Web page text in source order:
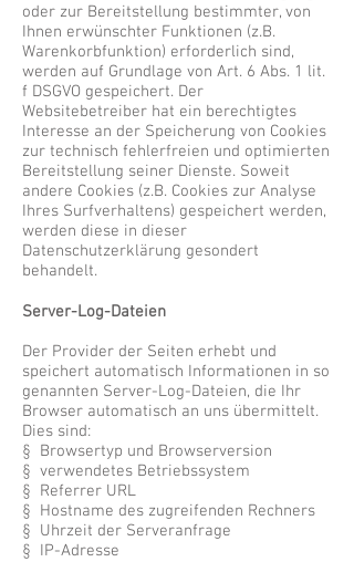
oder zur Bereitstellung bestimmter, von
Ihnen erwünschter Funktionen (z.B.
Warenkorbfunktion) erforderlich sind,
werden auf Grundlage von Art. 6 Abs. 1 lit.
f DSGVO gespeichert. Der
Websitebetreiber hat ein berechtigtes
Interesse an der Speicherung von Cookies
zur technisch fehlerfreien und optimierten
Bereitstellung seiner Dienste. Soweit
andere Cookies (z.B. Cookies zur Analyse
Ihres Surfverhaltens) gespeichert werden,
werden diese in dieser
Datenschutzerklärung gesondert
behandelt.
Server-Log-Dateien
Der Provider der Seiten erhebt und
speichert automatisch Informationen in so
genannten Server-Log-Dateien, die Ihr
Browser automatisch an uns übermittelt.
Dies sind:
§ Browsertyp und Browserversion
§ verwendetes Betriebssystem
§ Referrer URL
§ Hostname des zugreifenden Rechners
§ Uhrzeit der Serveranfrage
§ IP-Adresse